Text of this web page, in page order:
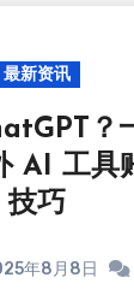
最新资讯
？
AI 工具
技巧
年8月8日